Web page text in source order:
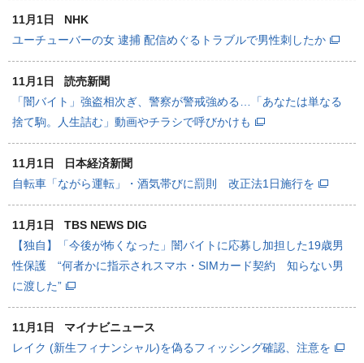
11月1日
NHK
ユーチューバーの女 逮捕 配信めぐるトラブルで男性刺したか
11月1日
読売新聞
「闇バイト」強盗相次ぎ、警察が警戒強める…「あなたは単なる
捨て駒。人生詰む」動画やチラシで呼びかけも
11月1日
日本経済新聞
自転車「ながら運転」・酒気帯びに罰則 改正法1日施行を
11月1日
TBS NEWS DIG
【独自】「今後が怖くなった」闇バイトに応募し加担した19歳男
性保護 “何者かに指示されスマホ・SIMカード契約 知らない男
に渡した”
11月1日
マイナビニュース
レイク (新生フィナンシャル)を偽るフィッシング確認、注意を